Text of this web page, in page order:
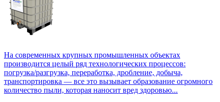
На современных крупных промышленных объектах
производится целый ряд технологических процессов:
погрузка/разгрузка, переработка, дробление, добыча,
транспортировка — все это вызывает образование огромного
количество пыли, которая наносит вред здоровью...